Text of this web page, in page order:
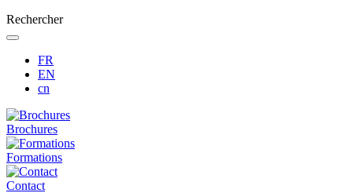
Rechercher
FR
EN
cn
Brochures
Formations
Contact